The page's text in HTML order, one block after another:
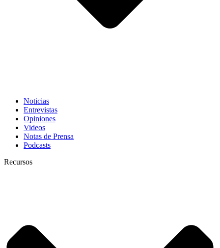
Noticias
Entrevistas
Opiniones
Videos
Notas de Prensa
Podcasts
Recursos